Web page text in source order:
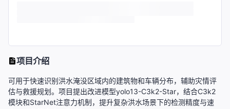
项目介绍
可用于快速识别洪水淹没区域内的建筑物和车辆分布，辅助灾情评
估与救援规划。项目提出改进模型yolo13-C3k2-Star，结合C3k2
模块和StarNet注意力机制，提升复杂洪水场景下的检测精度与速